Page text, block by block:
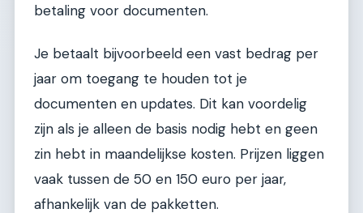
betaling voor documenten.
Je betaalt bijvoorbeeld een vast bedrag per
jaar om toegang te houden tot je
documenten en updates. Dit kan voordelig
zijn als je alleen de basis nodig hebt en geen
zin hebt in maandelijkse kosten. Prijzen liggen
vaak tussen de 50 en 150 euro per jaar,
afhankelijk van de pakketten.